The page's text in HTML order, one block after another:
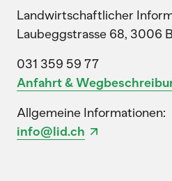
Landwirtschaftlicher
Laubeggstrasse 68, 3006
031 359 59 77
Anfahrt &
Allgemeine Informationen:
info@lid.ch